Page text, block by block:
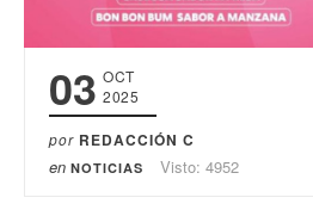
03 OCT
2025
por REDACCIÓN C
en NOTICIAS Visto: 4952